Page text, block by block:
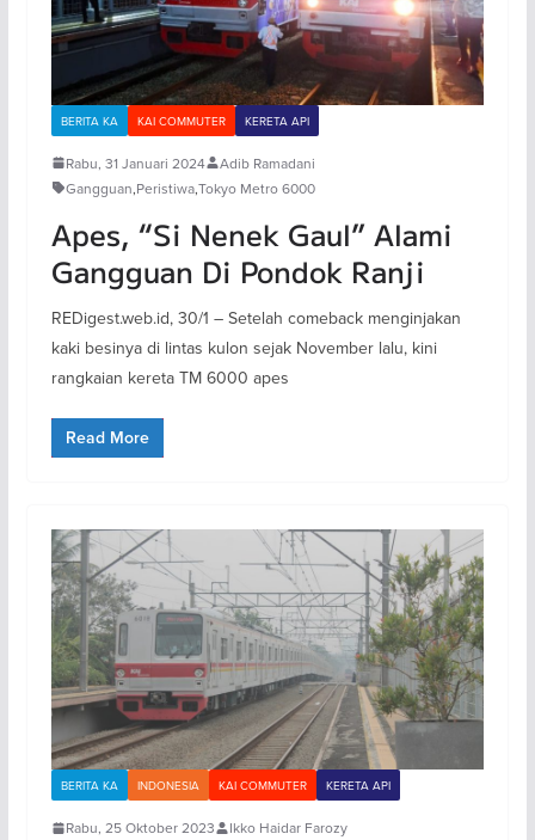
BERITA KA KAI COMMUTER KERETA API
Rabu, 31 Januari 2024
Adib Ramadani
Gangguan,Peristiwa,Tokyo Metro 6000
Apes, “Si Nenek Gaul” Alami
Gangguan Di Pondok Ranji
REDigest.web.id, 30/1 – Setelah comeback menginjakan
kaki besinya di lintas kulon sejak November lalu, kini
rangkaian kereta TM 6000 apes
Read More
BERITA KA INDONESIA KAI COMMUTER KERETA API
Rabu, 25 Oktober 2023
Ikko Haidar Farozy